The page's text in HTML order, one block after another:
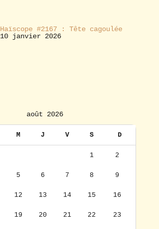
Haïscope #2167 : Tête cagoulée
10 janvier 2026
août 2026
M J V S D
1 2
5 6 7 8 9
12 13 14 15 16
19 20 21 22 23